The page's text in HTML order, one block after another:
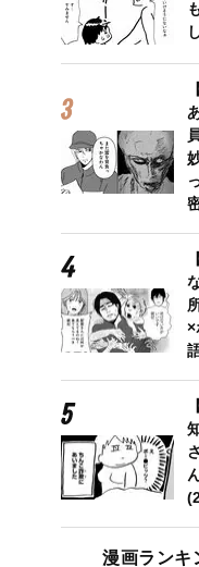
違
×
漫画ランキ